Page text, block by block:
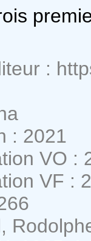
:
: 2021
VO :
VF :